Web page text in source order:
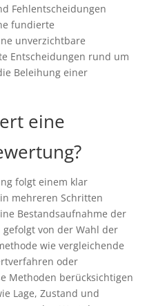
Fehlentscheidungen
fundierte
unverzichtbare
Entscheidungen rund um
Beleihung einer
eine
folgt einem klar
mehreren Schritten
Bestandsaufnahme der
von der Wahl der
wie vergleichende
oder
Methoden berücksichtigen
Lage, Zustand und